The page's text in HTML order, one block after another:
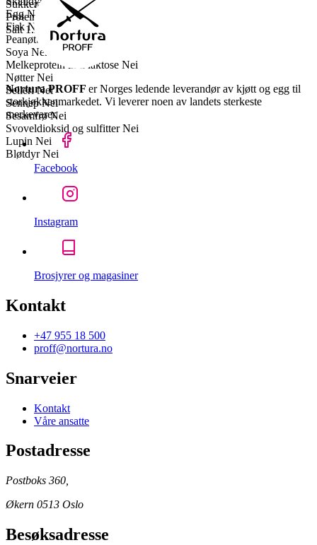
Sukkerarter
0.5 g
Proteiner
18 g
Salt 1.2 g
Egg Nei
Fisk Nei
Peanøtter
Nei
Soya Nei
Melkeprotein inkl laktose Nei
Nøtter Nei
Selleri Nei
Sennep Nei
Sesamfrø Nei
Svoveldioksid og sulfitter Nei
Lupin Nei
Bløtdyr Nei
Nortura PROFF er Norges ledende leverandør av kjøtt og egg til
storkjøkkenmarkedet. Vi leverer noen av landets sterkeste
merkevarer.
Facebook
Instagram
Brosjyrer og magasiner
Kontakt
+47 955 18 500
proff@nortura.no
Snarveier
Kontakt
Våre ansatte
Postadresse
Postboks 360,
Økern 0513 Oslo
Besøksadresse